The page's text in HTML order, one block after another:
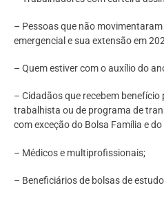
– Pessoas que não
emergencial e sua extensão em
– Quem estiver com o auxílio do
– Cidadãos que recebem
trabalhista ou de programa de
com exceção do Bolsa Família e
– Médicos e multiprofissionais;
– Beneficiários de bolsas de